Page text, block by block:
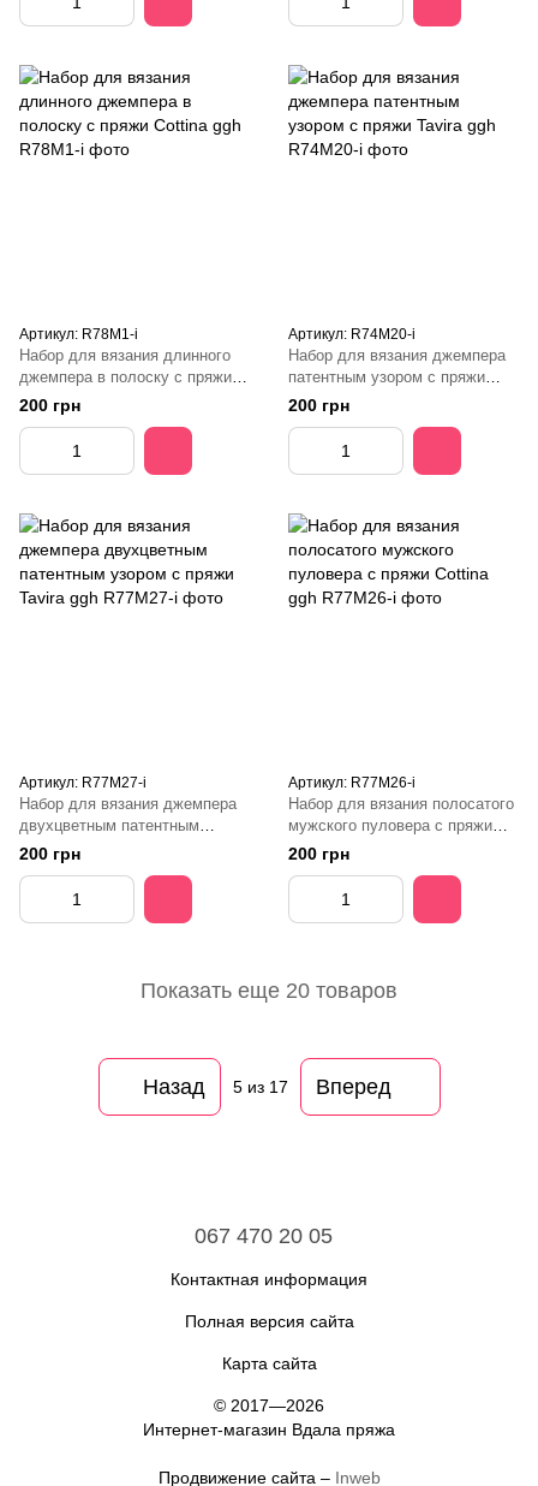
Артикул: R78M1-і
Набор для вязания длинного
джемпера в полоску с пряжи
Cottina ggh
200 грн
Артикул: R74M20-і
Набор для вязания джемпера
патентным узором с пряжи
Tavira ggh
200 грн
Артикул: R77M27-і
Набор для вязания джемпера
двухцветным патентным
узором с пряжи Tavira ggh
200 грн
Артикул: R77M26-і
Набор для вязания полосатого
мужского пуловера с пряжи
Cottina ggh
200 грн
Показать еще 20 товаров
Назад 5из 17 Вперед
067 470 20 05
Контактная информация
Полная версия сайта
Карта сайта
© 2017—2026
Интернет-магазин Вдала пряжа
Продвижение сайта – Inweb